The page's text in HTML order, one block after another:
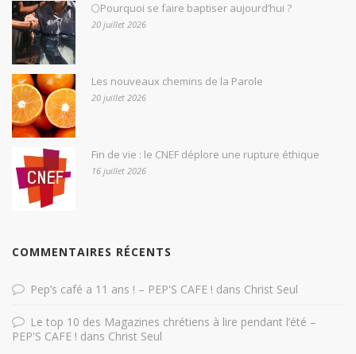
🌕Pourquoi se faire baptiser aujourd’hui ?
20 juillet 2026
Les nouveaux chemins de la Parole
20 juillet 2026
Fin de vie : le CNEF déplore une rupture éthique
16 juillet 2026
COMMENTAIRES RÉCENTS
Pep’s café a 11 ans ! – PEP'S CAFE ! dans Christ Seul
Le top 10 des Magazines chrétiens à lire pendant l’été –
PEP'S CAFE ! dans Christ Seul